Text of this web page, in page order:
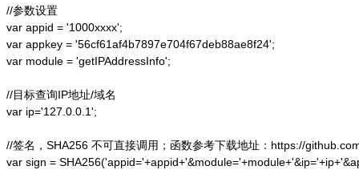
//参数设置
var appid = '1000xxxx';
var appkey = '56cf61af4b7897e704f67deb88ae8f24';
var module = 'getIPAddressInfo';
//目标查询IP地址/域名
var ip='127.0.0.1';
//签名，SHA256 不可直接调用；函数参考下载地址：https://
var sign =